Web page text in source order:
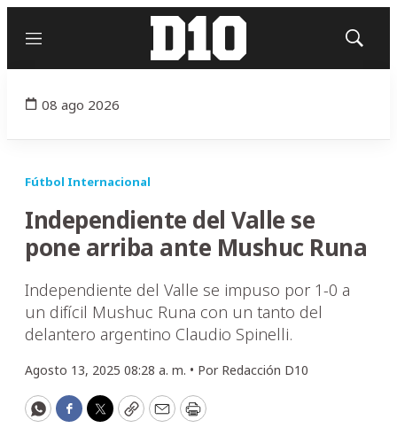
Menú
Mostrar
08 ago 2026
Fútbol Internacional
Independiente del Valle se
pone arriba ante Mushuc Runa
Independiente del Valle se impuso por 1-0 a
un difícil Mushuc Runa con un tanto del
delantero argentino Claudio Spinelli.
Agosto 13, 2025 08:28 a. m. • Por Redacción D10
WhatsApp
Facebook
Twitter
CopyEmailPrint